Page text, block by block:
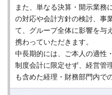
また、単なる決算・開示業務
の対応や会計方針の検討、事
て、グループ全体に影響を与
携わっていただきます。
中長期的には、ご本人の適性
制度会計に限定せず、経営管
も含めた経理・財務部門内で